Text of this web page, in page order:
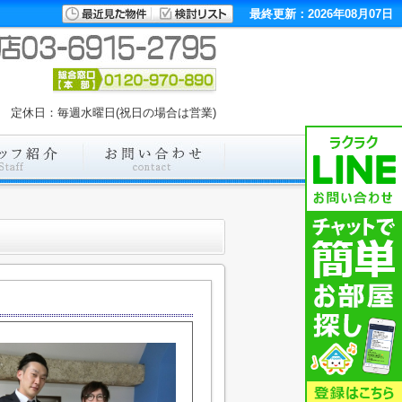
最終更新：2026年08月07日
休日：毎週水曜日(祝日の場合は営業)